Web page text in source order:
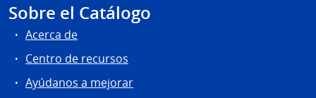
Sobre el Catálogo
Acerca de
Centro de recursos
Ayúdanos a mejorar